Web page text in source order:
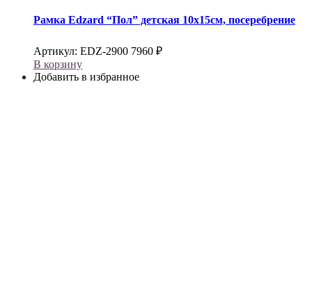
Рамка Edzard “Пол” детская 10х15см, посеребрение
Артикул: EDZ-2900 7960 ₽
В корзину
Добавить в избранное